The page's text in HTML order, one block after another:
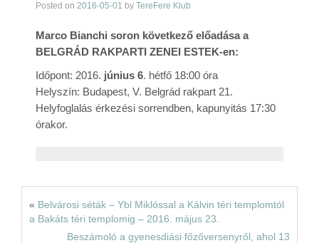
Képek
Videók
Rólunk
Kapcsolat
Posted on 2016-05-01 by TereFere Klub
Marco Bianchi soron következő előadása a
BELGRÁD RAKPARTI ZENEI ESTEK-en:
Időpont: 2016. június 6. hétfő 18:00 óra
Helyszín: Budapest, V. Belgrád rakpart 21.
Helyfoglalás érkezési sorrendben, kapunyitás 17:30
órakor.
« Belvárosi séták – Ybl Miklóssal a Kálvin téri templomtól
a Bakáts téri templomig – 2016. május 23.
Beszámoló a gyenesdiási főzőversenyről, ahol 13